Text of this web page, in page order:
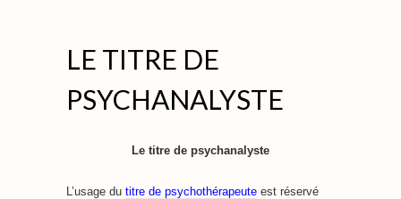
LE TITRE DE
PSYCHANALYSTE
Le titre de psychanalyste
L’usage du titre de psychothérapeute est réservé